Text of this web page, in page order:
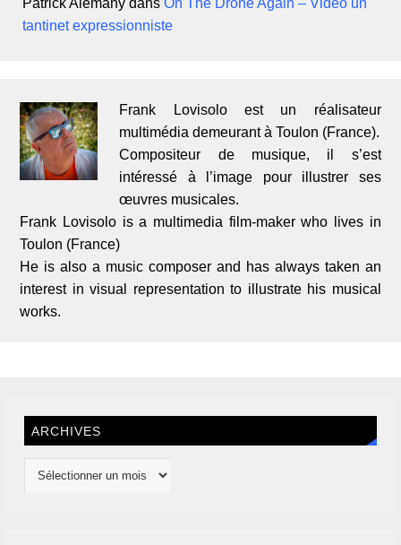
tantinet expressionniste
Frank Lovisolo est un réalisateur
multimédia demeurant à Toulon (France).
Compositeur de musique, il s’est
intéressé à l’image pour illustrer ses
œuvres musicales.
Frank Lovisolo is a multimedia film-maker who lives in
Toulon (France)
He is also a music composer and has always taken an
interest in visual representation to illustrate his musical
works.
ARCHIVES